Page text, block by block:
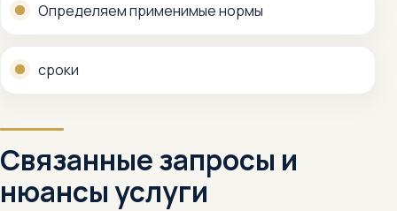
Определяем применимые нормы
сроки
Связанные запросы и
нюансы услуги